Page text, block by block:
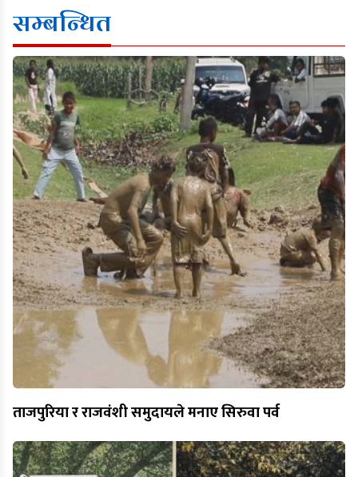
सम्बन्धित
ताजपुरिया र राजवंशी समुदायले मनाए सिरुवा पर्व